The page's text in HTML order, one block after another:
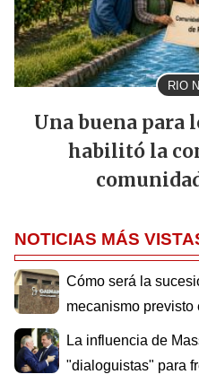
RIO
Una buena para
habilitó la
NOTICIAS MÁS
Cómo será la
mecanismo
La influencia de
"dialoguistas" para